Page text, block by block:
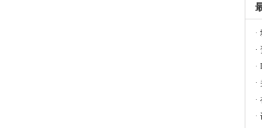
国家发展改革委组织召
国家发展改革委负责同
·
·
·
·
·
·